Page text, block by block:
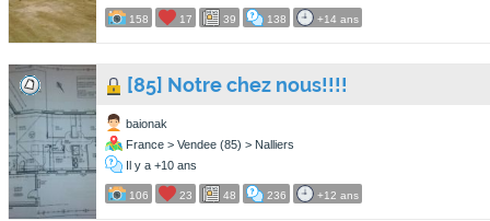
158 17 39 138 +14 ans
[85] Notre chez nous!!!!
baionak
France > Vendee (85) > Nalliers
Il y a +10 ans
106 23 48 236 +12 ans